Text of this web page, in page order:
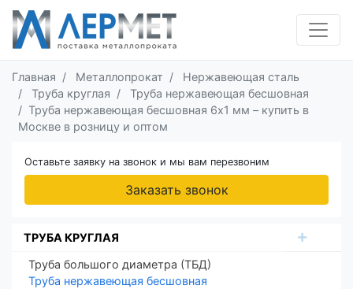
Главная Металлопрокат
Нержавеющая сталь
Труба круглая
Труба нержавеющая бесшовная
Труба нержавеющая бесшовная 6х1 мм – купить в
Москве в розницу и оптом
Оставьте заявку на звонок и мы вам перезвоним
Заказать звонок
ТРУБА КРУГЛАЯ
Труба большого диаметра (ТБД)
Труба нержавеющая бесшовная